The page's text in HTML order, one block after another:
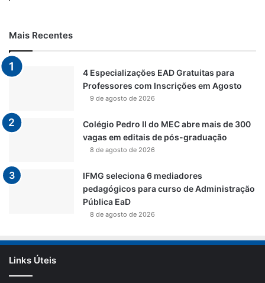
Mais Recentes
4 Especializações EAD Gratuitas para
Professores com Inscrições em Agosto
9 de agosto de 2026
Colégio Pedro II do MEC abre mais de 300
vagas em editais de pós-graduação
8 de agosto de 2026
IFMG seleciona 6 mediadores
pedagógicos para curso de Administração
Pública EaD
8 de agosto de 2026
Links Úteis